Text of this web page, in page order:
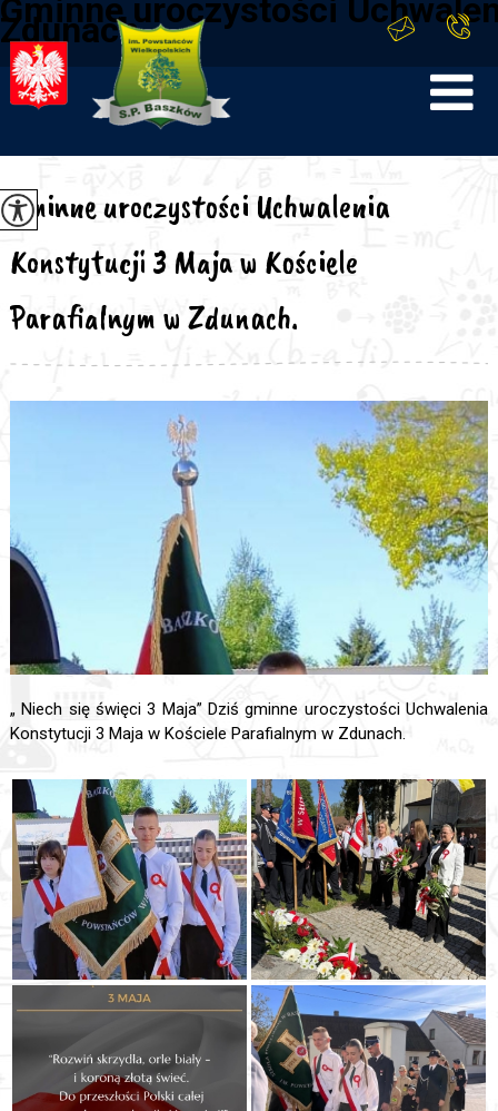
Gminne uroczystości
Zdunach.
Gminne uroczystości Uchwalenia
Konstytucji 3 Maja w Kościele
Parafialnym w Zdunach.
„ Niech się święci 3 Maja” Dziś gminne uroczystości Uchwalenia
Konstytucji 3 Maja w Kościele Parafialnym w Zdunach.